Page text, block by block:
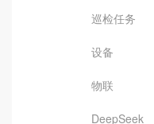
巡检任务
设备
物联
DeepSeek